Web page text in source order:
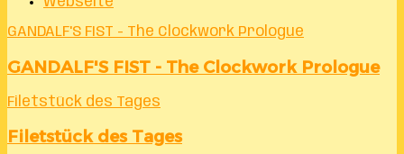
GANDALF'S FIST - The Clockwork Prologue
GANDALF'S FIST - The Clockwork Prologue
Filetstück des Tages
Filetstück des Tages